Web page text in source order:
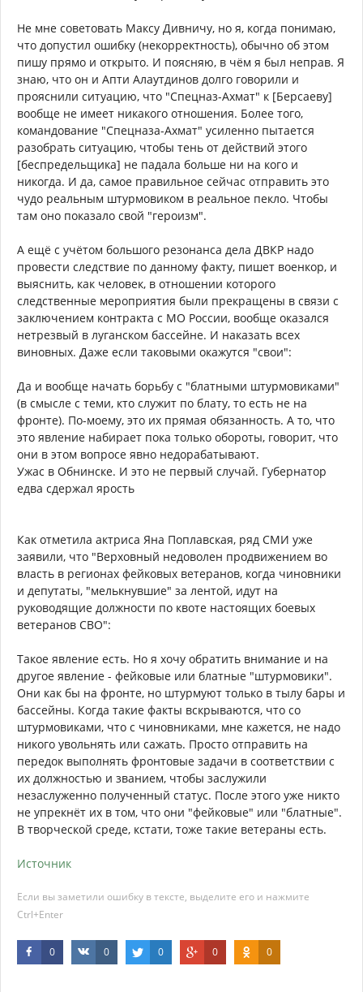
Не мне советовать Максу Дивничу, но я, когда понимаю,
что допустил ошибку (некорректность), обычно об этом
пишу прямо и открыто. И поясняю, в чём я был неправ. Я
знаю, что он и Апти Алаутдинов долго говорили и
прояснили ситуацию, что "Спецназ-Ахмат" к [Берсаеву]
вообще не имеет никакого отношения. Более того,
командование "Спецназа-Ахмат" усиленно пытается
разобрать ситуацию, чтобы тень от действий этого
[беспредельщика] не падала больше ни на кого и
никогда. И да, самое правильное сейчас отправить это
чудо реальным штурмовиком в реальное пекло. Чтобы
там оно показало свой "героизм".
А ещё с учётом большого резонанса дела ДВКР надо
провести следствие по данному факту, пишет военкор, и
выяснить, как человек, в отношении которого
следственные мероприятия были прекращены в связи с
заключением контракта с МО России, вообще оказался
нетрезвый в луганском бассейне. И наказать всех
виновных. Даже если таковыми окажутся "свои":
Да и вообще начать борьбу с "блатными штурмовиками"
(в смысле с теми, кто служит по блату, то есть не на
фронте). По-моему, это их прямая обязанность. А то, что
это явление набирает пока только обороты, говорит, что
они в этом вопросе явно недорабатывают.
Ужас в Обнинске. И это не первый случай. Губернатор
едва сдержал ярость
Как отметила актриса Яна Поплавская, ряд СМИ уже
заявили, что "Верховный недоволен продвижением во
власть в регионах фейковых ветеранов, когда чиновники
и депутаты, "мелькнувшие" за лентой, идут на
руководящие должности по квоте настоящих боевых
ветеранов СВО":
Такое явление есть. Но я хочу обратить внимание и на
другое явление - фейковые или блатные "штурмовики".
Они как бы на фронте, но штурмуют только в тылу бары и
бассейны. Когда такие факты вскрываются, что со
штурмовиками, что с чиновниками, мне кажется, не надо
никого увольнять или сажать. Просто отправить на
передок выполнять фронтовые задачи в соответствии с
их должностью и званием, чтобы заслужили
незаслуженно полученный статус. После этого уже никто
не упрекнёт их в том, что они "фейковые" или "блатные".
В творческой среде, кстати, тоже такие ветераны есть.
Источник
Если вы заметили ошибку в тексте, выделите его и нажмите
Ctrl+Enter
0 0 0 0 0